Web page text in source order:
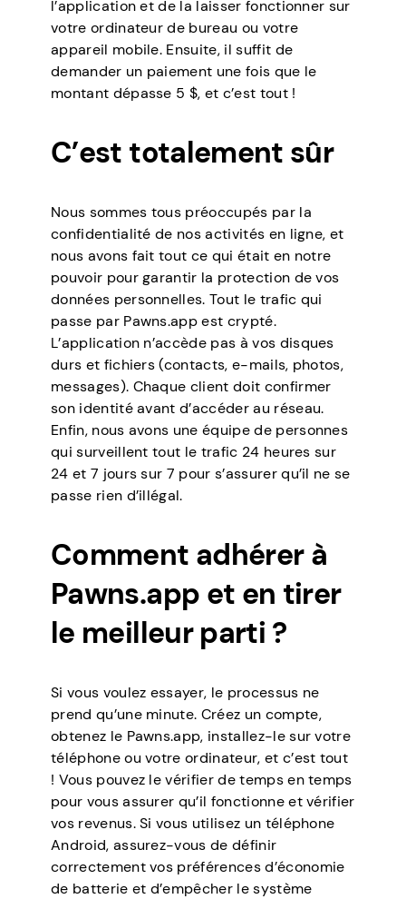
l’application et de la laisser fonctionner sur
votre ordinateur de bureau ou votre
appareil mobile. Ensuite, il suffit de
demander un paiement une fois que le
montant dépasse 5 $, et c’est tout !
C’est totalement sûr
Nous sommes tous préoccupés par la
confidentialité de nos activités en ligne, et
nous avons fait tout ce qui était en notre
pouvoir pour garantir la protection de vos
données personnelles. Tout le trafic qui
passe par Pawns.app est crypté.
L’application n’accède pas à vos disques
durs et fichiers (contacts, e-mails, photos,
messages). Chaque client doit confirmer
son identité avant d’accéder au réseau.
Enfin, nous avons une équipe de personnes
qui surveillent tout le trafic 24 heures sur
24 et 7 jours sur 7 pour s’assurer qu’il ne se
passe rien d’illégal.
Comment adhérer à
Pawns.app et en tirer
le meilleur parti ?
Si vous voulez essayer, le processus ne
prend qu’une minute. Créez un compte,
obtenez le Pawns.app, installez-le sur votre
téléphone ou votre ordinateur, et c’est tout
! Vous pouvez le vérifier de temps en temps
pour vous assurer qu’il fonctionne et vérifier
vos revenus. Si vous utilisez un téléphone
Android, assurez-vous de définir
correctement vos préférences d’économie
de batterie et d’empêcher le système